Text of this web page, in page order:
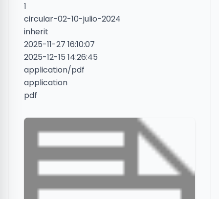
1
circular-02-10-julio-2024
inherit
2025-11-27 16:10:07
2025-12-15 14:26:45
application/pdf
application
pdf